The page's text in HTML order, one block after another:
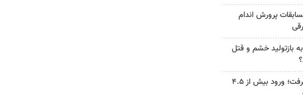
پرورش اندام
بازتولید خشم و قتل
دریاچه ارومیه جان گرفت؛ ورود بیش از ۴.۵